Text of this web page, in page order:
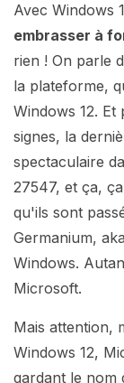
Avec Windows
embrasser à
rien ! On parle
la plateforme,
Windows 12.
signes, la
spectaculaire
27547, et ça,
qu'ils sont
Germanium,
Windows.
Microsoft.
Mais attention,
Windows 12,
gardant le nom